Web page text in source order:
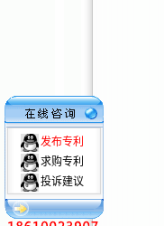
发布专利
求购专利
投诉建议